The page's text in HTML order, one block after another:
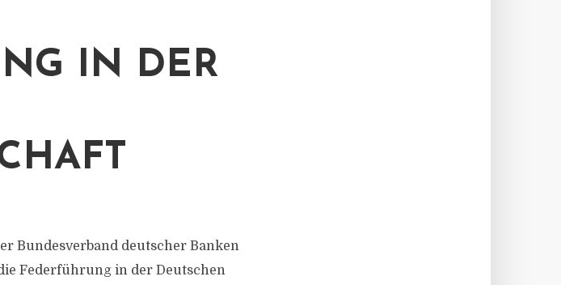
IN DER
Bundesverband deutscher Banken
Federführung in der Deutschen